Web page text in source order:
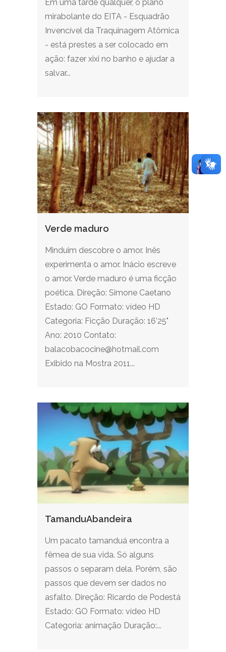
Em uma tarde qualquer, o plano
mirabolante do EITA - Esquadrão
Invencível da Traquinagem Atômica
- está prestes a ser colocado em
ação: fazer xixi no banho e ajudar a
salvar...
Verde maduro
Minduim descobre o amor. Inês
experimenta o amor. Inácio escreve
o amor. Verde maduro é uma ficção
poética. Direção: Simone Caetano
Estado: GO Formato: vídeo HD
Categoria: Ficção Duração: 16'25"
Ano: 2010 Contato:
balacobacocine@hotmail.com
Exibido na Mostra 2011...
TamanduAbandeira
Um pacato tamanduá encontra a
fêmea de sua vida. Só alguns
passos o separam dela. Porém, são
passos que devem ser dados no
asfalto. Direção: Ricardo de Podestá
Estado: GO Formato: vídeo HD
Categoria: animação Duração:...